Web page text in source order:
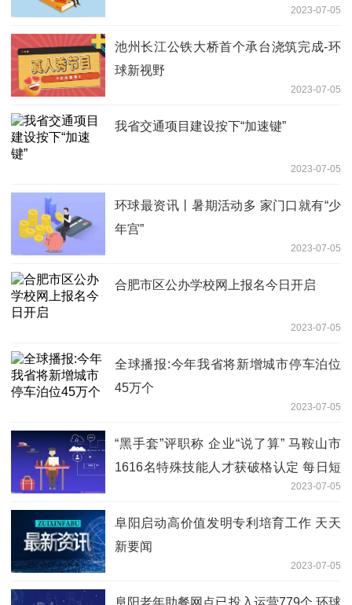
2023-07-05
池州长江公铁大桥首个承台浇筑完成-环
球新视野
2023-07-05
我省交通项目建设按下“加速键”
2023-07-05
环球最资讯丨暑期活动多 家门口就有“少
年宫”
2023-07-05
合肥市区公办学校网上报名今日开启
2023-07-05
全球播报:今年我省将新增城市停车泊位
45万个
2023-07-05
“黑手套”评职称 企业“说了算” 马鞍山市
1616名特殊技能人才获破格认定 每日短
2023-07-05
阜阳启动高价值发明专利培育工作 天天
新要闻
2023-07-05
阜阳老年助餐网点已投入运营779个 环球